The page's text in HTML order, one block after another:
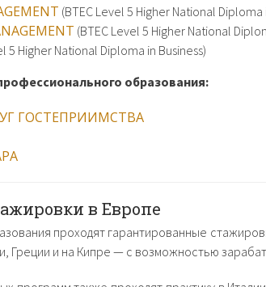
(BTEC Level 5 Higher National
(BTEC Level 5 Higher National
5 Higher National Diploma in Business)
образования:
ГОСТЕПРИИМСТВА
в Европе
проходят гарантированные
Греции и на Кипре — с возможностью